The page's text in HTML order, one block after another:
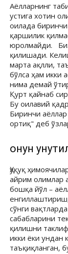
Аёлларнинг
устига хотин
оилада
қаршилик
юролмайди.
қилишади.
марта ақлли,
бўлса ҳам
нима демай
Қурт қайнаб
Бу оилавий
Биринчи
ортиқ" деб
Қонун
Ҳуқуқ
айрим олимлар
бошқа йўл –
сўнги
сабабларини
қилишни
икки ёки ундан
таъқиқланган,